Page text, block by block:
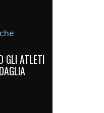
GLI ATLETI